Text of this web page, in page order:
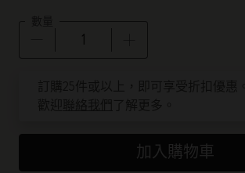
加入購物車